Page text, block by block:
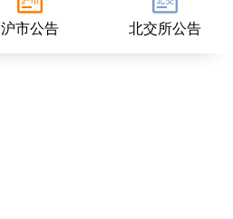
沪市公告 北交所公告